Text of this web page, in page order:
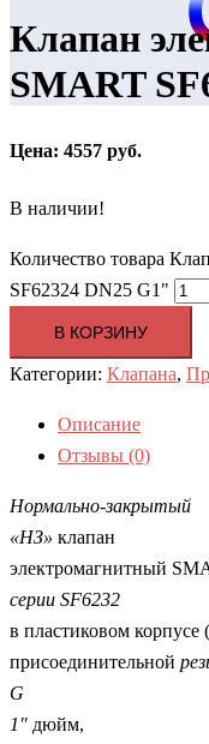
Клапан
SMART
Цена: 4557 руб.
В наличии!
Количество товара
SF62324 DN25 G1"
В КОРЗИНУ
Категории: Клапана,
Описание
Отзывы (0)
Нормально-закрытый
«НЗ» клапан
электромагнитный
серии SF6232
в пластиковом корпусе
присоединительной
G
1″ дюйм,